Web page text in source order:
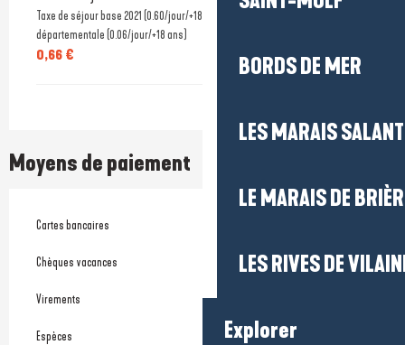
BORDS DE MER
LES MARAIS
LE MARAIS DE
LES RIVES DE
Explorer
Taxe de séjour base 2021 (0.60/jour/+18 ans)+ taxe additionnelle
départementale (0.06/jour/+18 ans)
0,66 €
Moyens de paiement
Cartes bancaires
Chèques vacances
Virements
Espèces